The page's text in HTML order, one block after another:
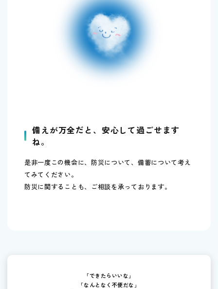
備えが万全だと、安心して過ごせます
ね。
是非一度この機会に、防災について、備蓄について考え
てみてください。
防災に関することも、ご相談を承っております。
「できたらいいな」
「なんとなく不便だな」